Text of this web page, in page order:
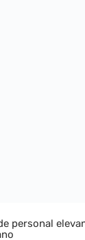
personal